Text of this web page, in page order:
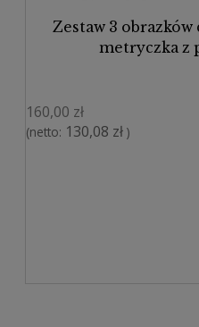
Zestaw 3
metryczka z
160,00 zł
(netto: 130,08 zł )